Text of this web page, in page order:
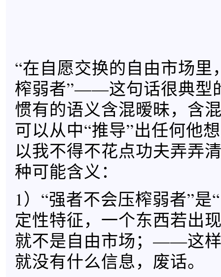
“在自愿交换的自由市场里
榨弱者”——这句话很典型
惯有的语义含混暧昧，含
可以从中“推导”出任何他
以我不得不花点功夫弄弄
种可能含义：
1）“强者不会压榨弱者”是
定性特征，一个东西若出
就不是自由市场；——这
就没有什么信息，废话。